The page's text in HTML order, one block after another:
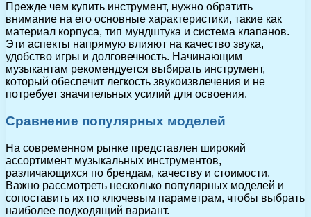
Прежде чем купить инструмент, нужно обратить
внимание на его основные характеристики, такие как
материал корпуса, тип мундштука и система клапанов.
Эти аспекты напрямую влияют на качество звука,
удобство игры и долговечность. Начинающим
музыкантам рекомендуется выбирать инструмент,
который обеспечит легкость звукоизвлечения и не
потребует значительных усилий для освоения.
Сравнение популярных моделей
На современном рынке представлен широкий
ассортимент музыкальных инструментов,
различающихся по брендам, качеству и стоимости.
Важно рассмотреть несколько популярных моделей и
сопоставить их по ключевым параметрам, чтобы выбрать
наиболее подходящий вариант.